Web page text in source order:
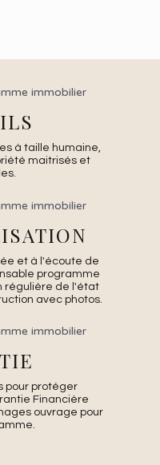
à taille humaine,
maitrisés et
et à l'écoute de
programme
régulière de l'état
avec photos.
pour protéger
Financière
ouvrage pour